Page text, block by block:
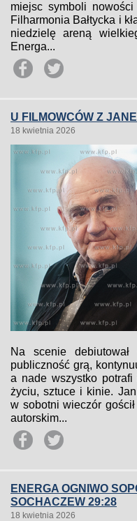
miejsc symboli
Filharmonia Bałtycka i
niedzielę areną
Energa...
U FILMOWCÓW Z
18 kwietnia 2026
Na scenie
publiczność grą,
a nade wszystko
życiu, sztuce i kinie.
w sobotni wieczór
autorskim...
ENERGA OGNIWO
SOCHACZEW 29:28
18 kwietnia 2026